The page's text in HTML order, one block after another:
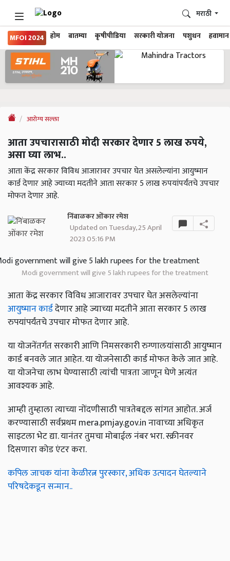
MFOI 2024 होम बातम्या कृषीपीडिया सरकारी योजना पशुधन हवामान
मराठी
आरोग्य सल्ला
आता उपचारासाठी मोदी सरकार देणार 5 लाख रुपये,
असा घ्या लाभ..
आता केंद्र सरकार विविध आजारावर उपचार घेत असलेल्यांना आयुष्मान
कार्ड देणार आहे ज्याच्या मदतीने आता सरकार 5 लाख रुपयांपर्यंतचे उपचार
मोफत देणार आहे.
निंबाळकर ओंकार रमेश
Updated on Tuesday, 25 April
2023 05:16 PM
Modi government will give 5 lakh rupees for the treatment
आता केंद्र सरकार विविध आजारावर उपचार घेत असलेल्यांना
आयुष्मान कार्डदेणार आहे ज्याच्या मदतीने आता सरकार 5 लाख
रुपयांपर्यंतचे उपचार मोफत देणार आहे.
या योजनेंतर्गत सरकारी आणि निमसरकारी रुग्णालयांसाठी आयुष्मान
कार्ड बनवले जात आहेत. या योजनेसाठी कार्ड मोफत केले जात आहे.
या योजनेचा लाभ घेण्यासाठी त्यांची पात्रता जाणून घेणे अत्यंत
आवश्यक आहे.
आम्ही तुम्हाला त्याच्या नोंदणीसाठी पात्रतेबद्दल सांगत आहोत. अर्ज
करण्यासाठी सर्वप्रथम mera.pmjay.gov.in नावाच्या अधिकृत
साइटला भेट द्या. यानंतर तुमचा मोबाईल नंबर भरा. स्क्रीनवर
दिसणारा कोड एंटर करा.
कपिल जाचक यांना केळीरत्न पुरस्कार, अधिक उत्पादन घेतल्याने
परिषदेकडून सन्मान..